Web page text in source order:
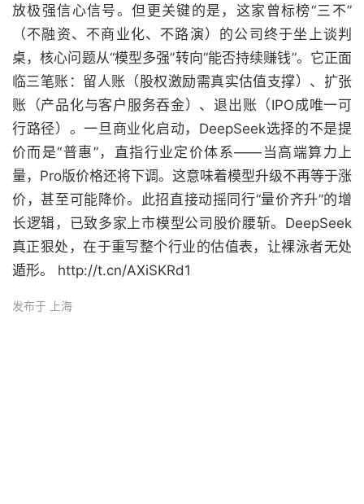
放极强信心信号。但更关键的是，这家曾标榜“三不”
（不融资、不商业化、不路演）的公司终于坐上谈判
桌，核心问题从“模型多强”转向“能否持续赚钱”。它正面
临三笔账：留人账（股权激励需真实估值支撑）、扩张
账（产品化与客户服务吞金）、退出账（IPO成唯一可
行路径）。一旦商业化启动，DeepSeek选择的不是提
价而是“普惠”，直指行业定价体系——当高端算力上
量，Pro版价格还将下调。这意味着模型升级不再等于涨
价，甚至可能降价。此招直接动摇同行“量价齐升”的增
长逻辑，已致多家上市模型公司股价腰斩。DeepSeek
真正狠处，在于重写整个行业的估值表，让裸泳者无处
遁形。 http://t.cn/AXiSKRd1
发布于 上海